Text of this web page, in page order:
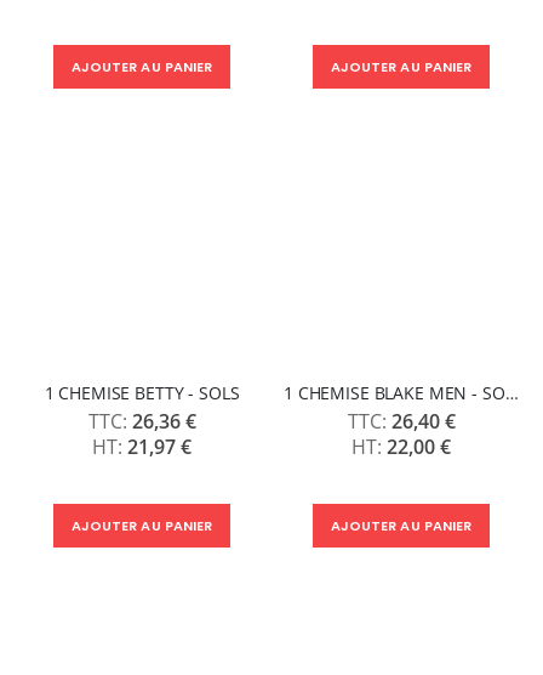
AJOUTER AU PANIER AJOUTER AU PANIER
1 CHEMISE BETTY - SOLS
26,36 €
21,97 €
AJOUTER AU PANIER
1 CHEMISE BLAKE MEN - SOLS
26,40 €
22,00 €
AJOUTER AU PANIER